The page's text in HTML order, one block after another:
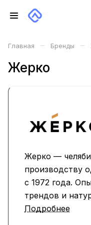
Главная – Бренды –
Жерко
Жерко —
производству
с 1972 года.
трендов и
сделали бренд
Подробнее